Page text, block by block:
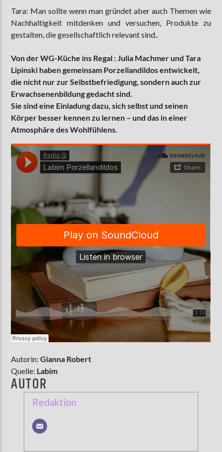
Tara: Man sollte wenn man gründet aber auch Themen wie
Nachhaltigkeit mitdenken und versuchen, Produkte zu
gestalten, die gesellschaftlich relevant sind..
Von der WG-Küche ins Regal : Julia Machmer und Tara
Lipinski haben gemeinsam Porzellandildos entwickelt,
die nicht nur zur Selbstbefriedigung, sondern auch zur
Erwachsenenbildung gedacht sind.
Sie sind eine Einladung dazu, sich selbst und seinen
Körper besser kennen zu lernen – und das in einer
Atmosphäre des Wohlfühlens.
Autorin:Gianna Robert
Quelle: Labim
AUTOR
Redaktion